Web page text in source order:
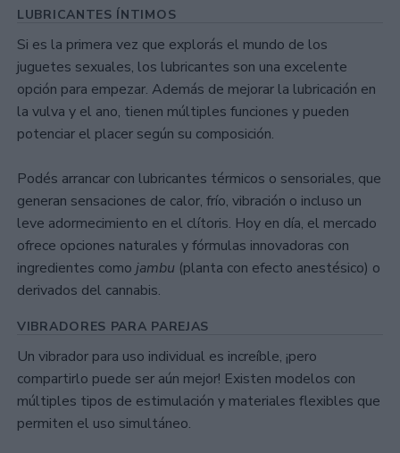
LUBRICANTES ÍNTIMOS
Si es la primera vez que explorás el mundo de los
juguetes sexuales, los lubricantes son una excelente
opción para empezar. Además de mejorar la lubricación en
la vulva y el ano, tienen múltiples funciones y pueden
potenciar el placer según su composición.
Podés arrancar con lubricantes térmicos o sensoriales, que
generan sensaciones de calor, frío, vibración o incluso un
leve adormecimiento en el clítoris. Hoy en día, el mercado
ofrece opciones naturales y fórmulas innovadoras con
ingredientes como jambu (planta con efecto anestésico) o
derivados del cannabis.
VIBRADORES PARA PAREJAS
Un vibrador para uso individual es increíble, ¡pero
compartirlo puede ser aún mejor! Existen modelos con
múltiples tipos de estimulación y materiales flexibles que
permiten el uso simultáneo.